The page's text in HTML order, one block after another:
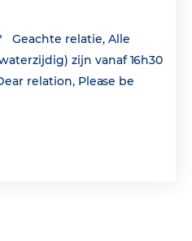
Geachte relatie, Alle
zijn vanaf 16h30
relation, Please be